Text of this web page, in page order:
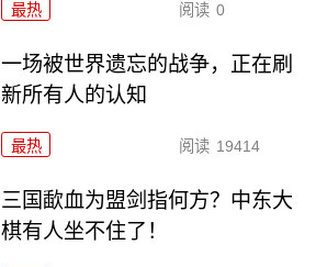
最热 阅读 0
一场被世界遗忘的战争，正在刷
新所有人的认知
最热 阅读 19414
三国歃血为盟剑指何方？中东大
棋有人坐不住了！